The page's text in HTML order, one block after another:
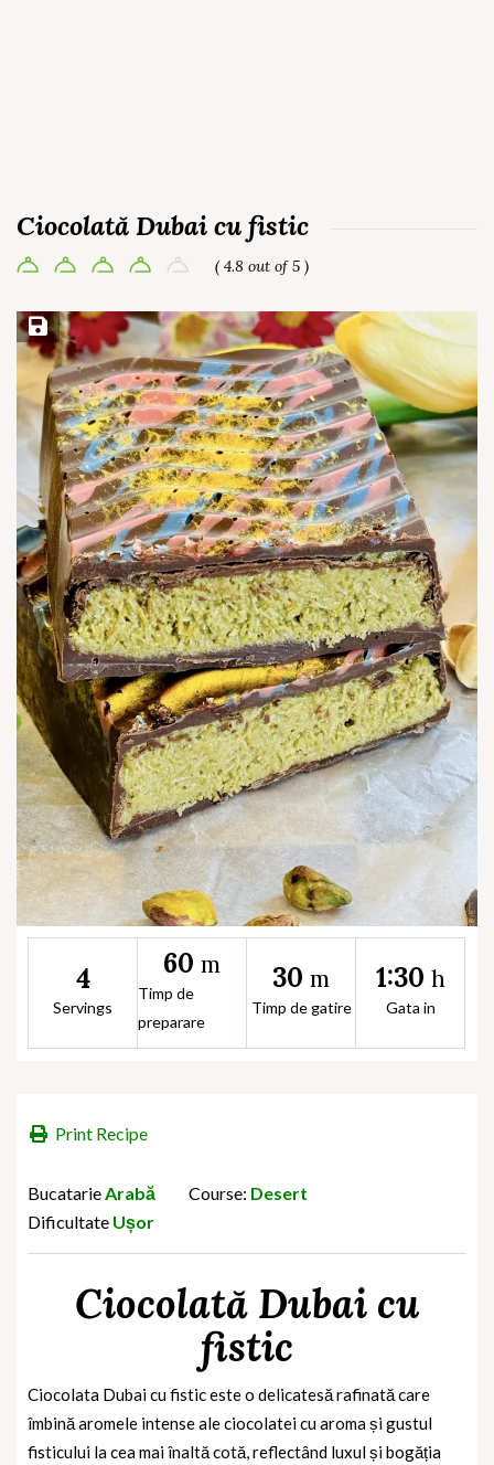
Ciocolată Dubai cu fistic
( 4.8 out of 5 )
Save Recipe
4
Servings
60 m
Timp de
preparare
30 m
Timp de gatire
1:30 h
Gata in
Print Recipe
BucatarieArabă Course: Desert
Dificultate Ușor
Ciocolată Dubai cu
fistic
Ciocolata Dubai cu fistic este o delicatesă rafinată care
îmbină aromele intense ale ciocolatei cu aroma și gustul
fisticului la cea mai înaltă cotă, reflectând luxul și bogăția